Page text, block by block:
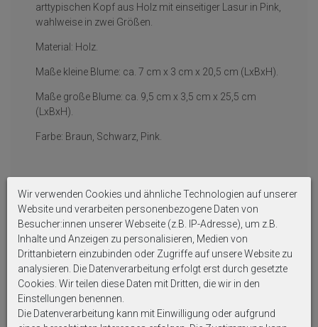
arttypischen Kopf aus Holz mit einseitiger Lasur in Pink,
wahlweise in zwei Größen.
Material: Holz.
Maße kleine Blume: ca. 7 cm x 3 cm x 20,5 cm (LxBxH).
Maße große Blume: ca. 9,5 cm x 3,5 cm x 25,5 cm
(LxBxH).
Farbe: Braun, Schwarz, Pink.
Dekoartikel gehören nicht zum Lieferumfang, sofern
diese nicht ausdrücklich eingeschlossen werden.
Weitere interessante Artikel
Wir verwenden Cookies und ähnliche Technologien auf unserer
Website und verarbeiten personenbezogene Daten von
Besucher:innen unserer Webseite (z.B. IP-Adresse), um z.B.
Inhalte und Anzeigen zu personalisieren, Medien von
Drittanbietern einzubinden oder Zugriffe auf unsere Website zu
analysieren. Die Datenverarbeitung erfolgt erst durch gesetzte
Cookies. Wir teilen diese Daten mit Dritten, die wir in den
Einstellungen benennen.
Die Datenverarbeitung kann mit Einwilligung oder aufgrund